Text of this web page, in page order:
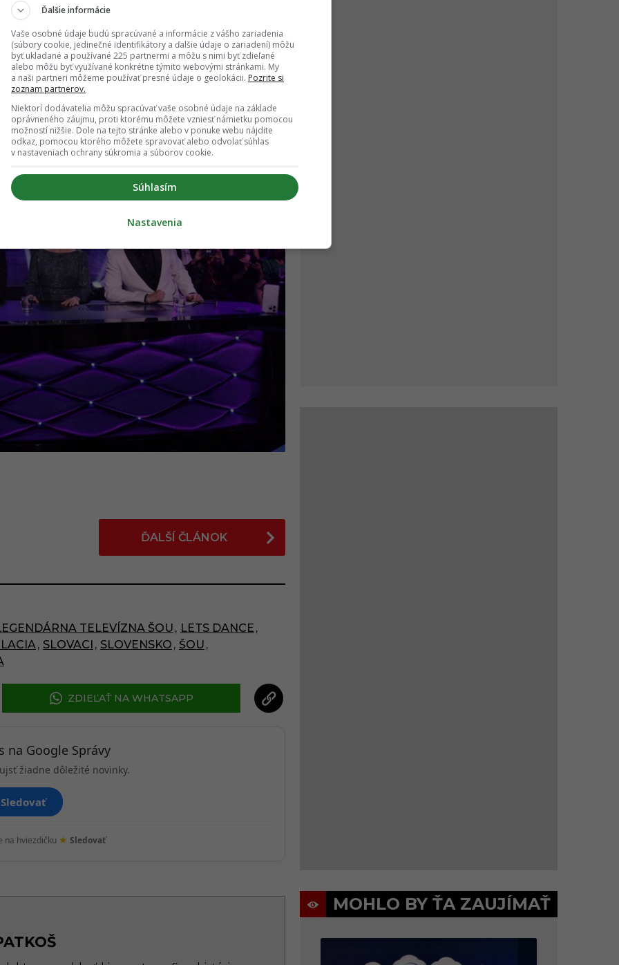
Dancinga patrí medzi najúspešnejšie
vo viac ako 60 krajinách a jeho slovenská verzia
Markízy. Rok 2026 tak prinesie nielen oslavu
televíznej zábavy.
ĎALŠÍ ČLÁNOK
TELEVÍZNA ŠOU , LETS DANCE ,
, SLOVACI , SLOVENSKO , ŠOU ,
ZDIEĽAŤ NA WHATSAPP
na Google Správy
žiadne dôležité novinky.
Sledovať
na hviezdičku ★ Sledovať
MOHLO BY ŤA ZAUJÍMAŤ
Ďalšie informácie
Vaše osobné údaje budú spracúvané a informácie z vášho zariadenia
(súbory cookie, jedinečné identifikátory a ďalšie údaje o zariadení) môžu
byť ukladané a používané 225 partnermi a môžu s nimi byť zdieľané
alebo môžu byť využívané konkrétne týmito webovými stránkami. My
a naši partneri môžeme používať presné údaje o geolokácii. Pozrite si
zoznam partnerov.
Niektorí dodávatelia môžu spracúvať vaše osobné údaje na základe
oprávneného záujmu, proti ktorému môžete vzniesť námietku pomocou
možností nižšie. Dole na tejto stránke alebo v ponuke webu nájdite
odkaz, pomocou ktorého môžete spravovať alebo odvolať súhlas
v nastaveniach ochrany súkromia a súborov cookie.
Súhlasím
Nastavenia